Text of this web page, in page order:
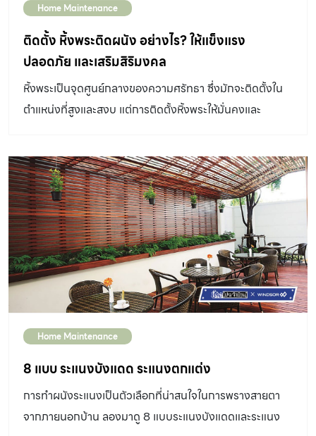
อื่นที่ห่างออกไป จึงตรวจสอบการรั่วซึมได้ยาก โดยเฉพาะ
อาคารเก่าที่มีอายุ 10-20 ปี ขึ้นไป วัสดุมุงหลังคาหรืออุปกรณ์
การติดตั้งมักเริ่มเสื่อมสภาพ หรือแม้แต่อาคารใหม่ที่ติดตั้ง
หลังคาไม่ได้มาตรฐาน หากพบอาการเหล่านี้บนฝ้าเพดานและ
หลังคา อย่ารอช้าที่จะตรวจสอบการรั่วซึมของหลังคาให้
ละเอียด ก่อนจะบานปลายจนบ้านเสียหายหนัก สังเกตอาการ
นั้น อาจหยดลงมาแล้วแห้ง โดยค่อยๆสะสมจนฝ้าเพดานเกิด
รอยด่างเป็นวง หากลองสัมผัสฝ้าเพดานช่วงฝนตกแล้วฝ้า
เพดานยังแห้ง อาจแปลว่ามีการรั่วซึมน้อย หรือน้ำอาจเปลี่ยน
ไปหยดที่จุดอื่น หรือเกิดจากสาเหตอื่น เช่น ความชื้นจากฉี่หนู
หรือนกที่อยู่บนฝ้าเพดาน แต่ถ้าเป็นคราบน้ำที่เปียกชื้นอยู่
แสดงว่ามีจุดที่หลังคารั่วค่อนข้างแน่นอน มักมีอาการร่วมกับ
สีโป่งพอง ฝ้าเพดานบวม ยิ่งรอยคราบน้ำกว้างแสดงว่ามีการ
รั่วซึมมาก […]
Home Maintenance
ติดตั้ง หิ้งพระติดผนัง อย่างไร? ให้แข็งแรง
ปลอดภัย และเสริมสิริมงคล
หิ้งพระเป็นจุดศูนย์กลางของความศรัทธา ซึ่งมักจะติดตั้งใน
ตำแหน่งที่สูงและสงบ แต่การติดตั้งหิ้งพระให้มั่นคงและ
หรือทำให้ผนังเสียหาย “ช่างประจำบ้าน” มีคำแนะนำสำหรับการ
ติดตั้งหิ้งพระให้มั่นคง แข็งแรง และปลอดภัยมาฝากกัน หิ้ง
พระติดผนัง 1. เลือกตำแหน่งติดตั้งที่เหมาะสม ตำแหน่งที่ดี
ที่สุดสำหรับหิ้งพระควรอยู่ในพื้นที่สงบ ห่างจากบริเวณที่มี
ความวุ่นวาย เช่น ห้องนั่งเล่น ห้องรับแขก หรือห้องพระ ควร
ติดตั้งในระดับที่สูงกว่าศีรษะ (อย่างน้อย 150-180 ซม. จาก
พื้น) และอยู่ในทิศทางที่เหมาะสมเช่น หันหน้าไปทางทิศตะวัน
พระต้องคำนึงถึงประเภทของผนัง เพื่อเลือกพุกและสกรูที่
เหมาะสม ผนังคอนกรีต: แข็งแรง รองรับน้ำหนักได้ดี ใช้พุก
พลาสติกหรือพุกเหล็กพร้อมสกรูขนาด 2.5-3 นิ้ว ผนังอิฐ
มอญฉาบปูน: ค่อนข้างแข็งแรง ใช้พุกพลาสติกขนาดกลางถึง
ใหญ่ ผนังยิปซัม: ต้องติดตั้งเข้ากับโครงเคร่าหรือใช้พุกสำหรับ
Home Maintenance
8 แบบ ระแนงบังแดด ระแนงตกแต่ง
การทำผนังระแนงเป็นตัวเลือกที่น่าสนใจในการพรางสายตา
จากภายนอกบ้าน ลองมาดู 8 แบบระแนงบังแดดและระแนง